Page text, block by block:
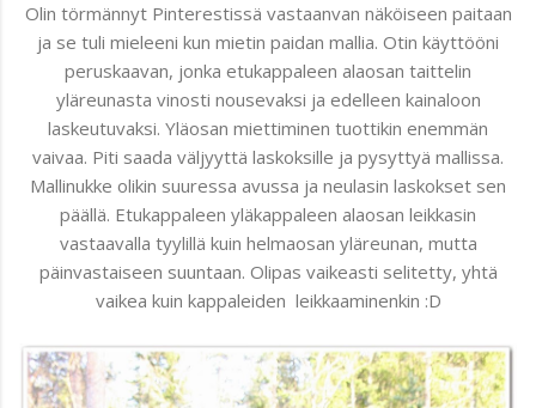
Olin törmännyt Pinterestissä vastaanvan näköiseen paitaan
ja se tuli mieleeni kun mietin paidan mallia. Otin käyttööni
peruskaavan, jonka etukappaleen alaosan taittelin
yläreunasta vinosti nousevaksi ja edelleen kainaloon
laskeutuvaksi. Yläosan miettiminen tuottikin enemmän
vaivaa. Piti saada väljyyttä laskoksille ja pysyttyä mallissa.
Mallinukke olikin suuressa avussa ja neulasin laskokset sen
päällä. Etukappaleen yläkappaleen alaosan leikkasin
vastaavalla tyylillä kuin helmaosan yläreunan, mutta
päinvastaiseen suuntaan. Olipas vaikeasti selitetty, yhtä
vaikea kuin kappaleiden leikkaaminenkin :D